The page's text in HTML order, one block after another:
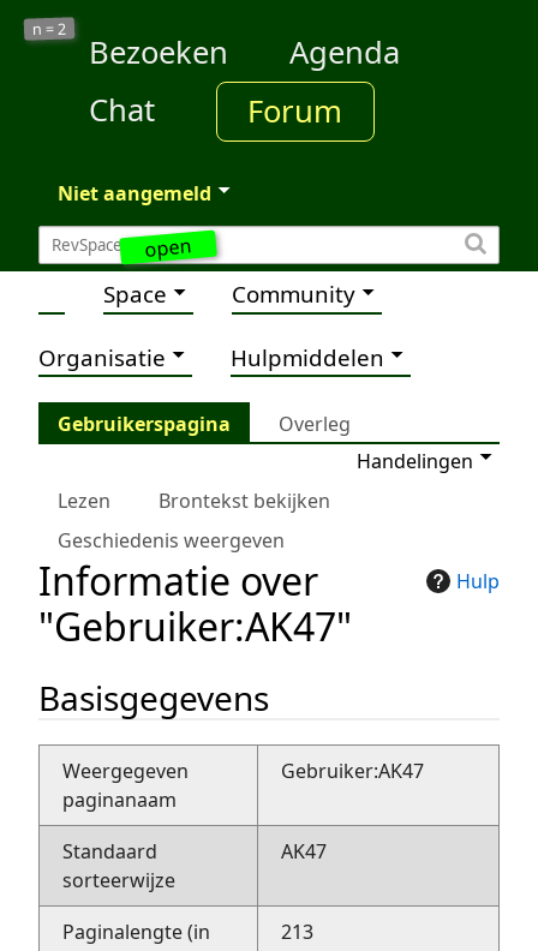
open
n =2
Bezoeken
Agenda
Chat
Forum
Niet aangemeld
Space Community
Organisatie Hulpmiddelen
Gebruikerspagina
Overleg
Handelingen
Lezen
Brontekst bekijken
Geschiedenis weergeven
Hulp
Informatie over
"Gebruiker:AK47"
Basisgegevens
Weergegeven
paginanaam
Gebruiker:AK47
Standaard
sorteerwijze
AK47
Paginalengte (in
213